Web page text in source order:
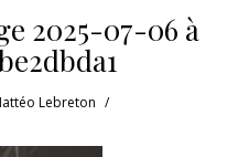
2025-07-06 à
Lebreton